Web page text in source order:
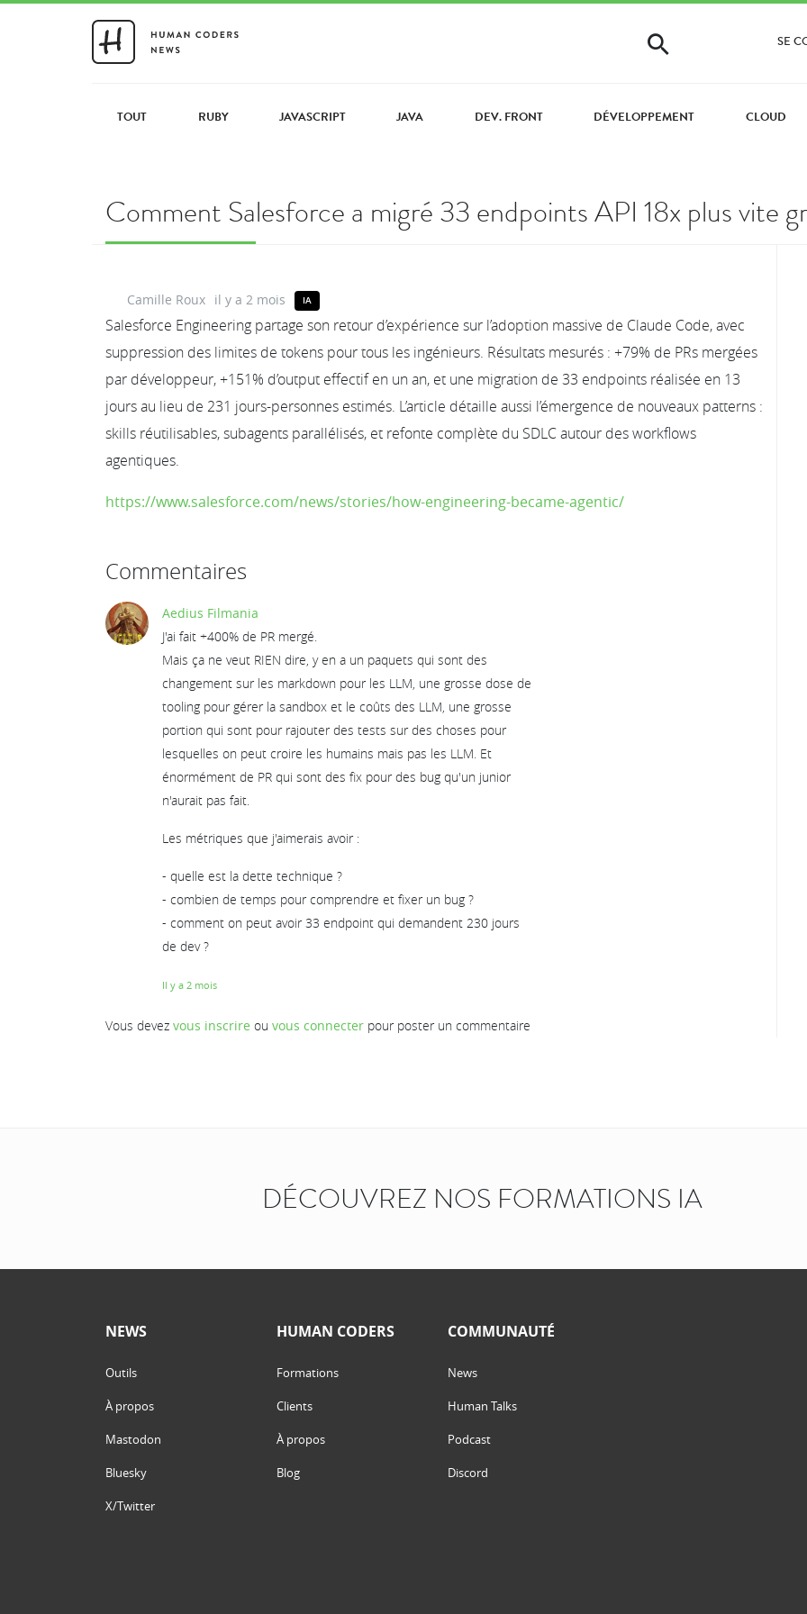
SE
TOUT RUBY JAVASCRIPT JAVA DEV. FRONT DÉVELOPPEMENT CLOUD
Comment Salesforce a migré 33 endpoints API 18x plus vite
Camille Roux il y a 2 mois IA
Salesforce Engineering partage son retour d’expérience sur l’adoption massive de Claude Code, avec
suppression des limites de tokens pour tous les ingénieurs. Résultats mesurés : +79% de PRs mergées
par développeur, +151% d’output effectif en un an, et une migration de 33 endpoints réalisée en 13
jours au lieu de 231 jours-personnes estimés. L’article détaille aussi l’émergence de nouveaux patterns :
skills réutilisables, subagents parallélisés, et refonte complète du SDLC autour des workflows
agentiques.
https://www.salesforce.com/news/stories/how-engineering-became-agentic/
Commentaires
Aedius Filmania
J'ai fait +400% de PR mergé.
Mais ça ne veut RIEN dire, y en a un paquets qui sont des
changement sur les markdown pour les LLM, une grosse dose de
tooling pour gérer la sandbox et le coûts des LLM, une grosse
portion qui sont pour rajouter des tests sur des choses pour
lesquelles on peut croire les humains mais pas les LLM. Et
énormément de PR qui sont des fix pour des bug qu'un junior
n'aurait pas fait.
Les métriques que j'aimerais avoir :
- quelle est la dette technique ?
- combien de temps pour comprendre et fixer un bug ?
- comment on peut avoir 33 endpoint qui demandent 230 jours
de dev ?
Il y a 2 mois
Vous devez vous inscrire ou vous connecter pour poster un commentaire
DÉCOUVREZ NOS FORMATIONS IA
NEWS
Outils
À propos
Mastodon
Bluesky
X/Twitter
HUMAN CODERS
Formations
Clients
À propos
Blog
COMMUNAUTÉ
News
Human Talks
Podcast
Discord